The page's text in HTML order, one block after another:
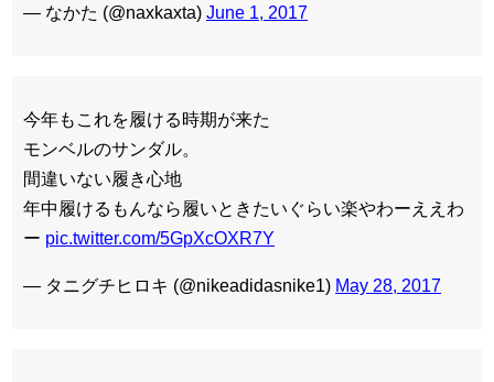
— なかた (@naxkaxta) June 1, 2017
今年もこれを履ける時期が来た
モンベルのサンダル。
間違いない履き心地
年中履けるもんなら履いときたいぐらい楽やわーええわ
ー pic.twitter.com/5GpXcOXR7Y
— タニグチヒロキ (@nikeadidasnike1) May 28, 2017